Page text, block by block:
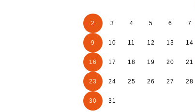
2 3 4 5 6 7
9 10 11 12 13 14
16 17 18 19 20 21
23 24 25 26 27 28
30 31